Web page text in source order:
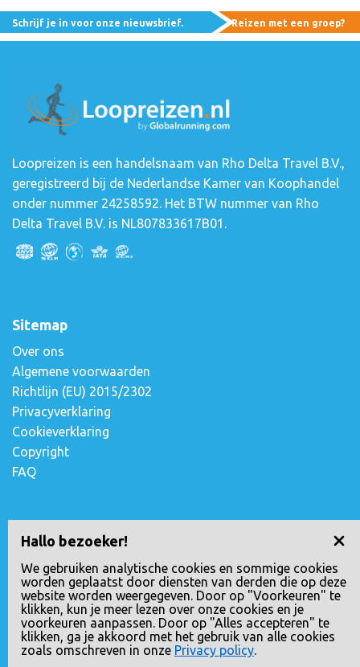
Hallo bezoeker!
We gebruiken analytische cookies en sommige cookies
worden geplaatst door diensten van derden die op deze
website worden weergegeven. Door op "Voorkeuren" te
klikken, kun je meer lezen over onze cookies en je
voorkeuren aanpassen. Door op "Alles accepteren" te
klikken, ga je akkoord met het gebruik van alle cookies
zoals omschreven in onze Privacy policy.
Schrijf je in voor onze nieuwsbrief. Reizen met een groep?
Loopreizen is een handelsnaam van Rho Delta Travel B.V.,
geregistreerd bij de Nederlandse Kamer van Koophandel
onder nummer 24258592. Het BTW nummer van Rho
Delta Travel B.V. is NL807833617B01.
Sitemap
Over ons
Algemene voorwaarden
Richtlijn (EU) 2015/2302
Privacyverklaring
Cookieverklaring
Copyright
FAQ
Contact opnemen
Escudostraat 2
2991 XV Barendrecht, Nederland
010-4971180
info@loopreizen.nl
KVK nr.: 24258592